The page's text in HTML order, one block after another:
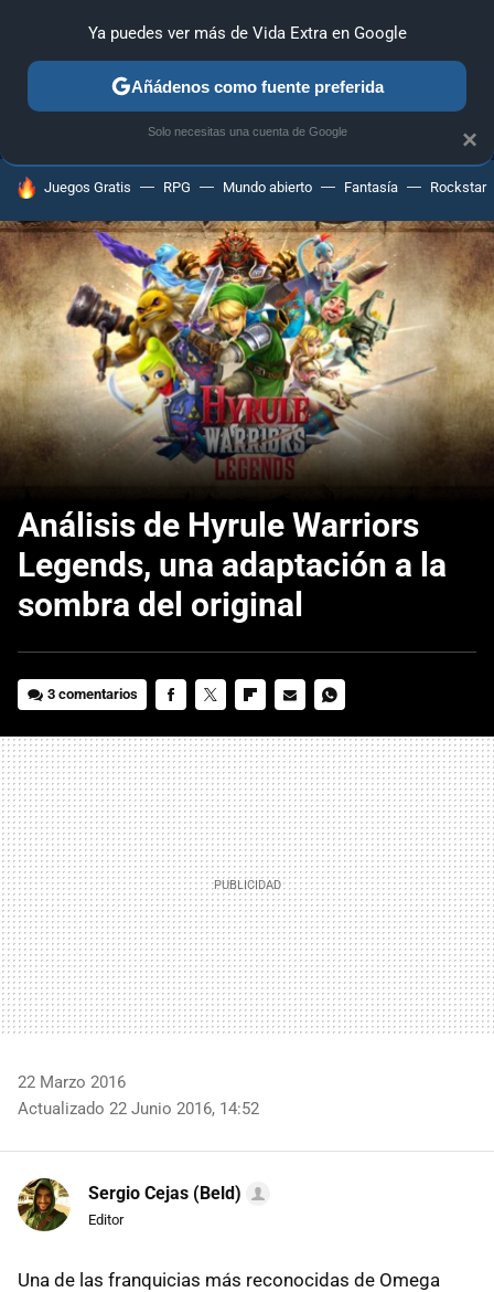
MENÚ NUEVO
GUÍAS Y TRUCOS PC SONY
HOY SE HABLA DE
Juegos Gratis RPG Mundo abierto Fantasía Rockstar
Análisis de Hyrule Warriors
Legends, una adaptación a la
sombra del original
3 comentarios
MAIL
22 Marzo 2016
Actualizado 22 Junio 2016, 14:52
Sergio Cejas (Beld)
Editor
Una de las franquicias más reconocidas de Omega
×
Ya puedes ver más de Vida Extra en Google
Añádenos como fuente preferida
Solo necesitas una cuenta de Google